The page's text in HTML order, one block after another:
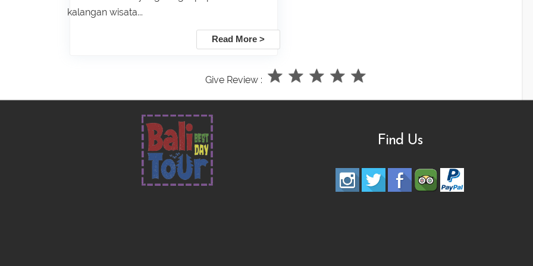
kalangan wisata...
Read More >
Give Review :
Find Us